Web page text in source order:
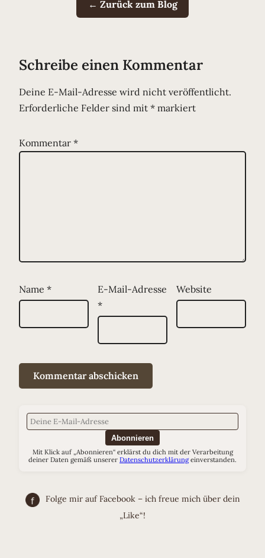
← Zurück zum Blog
Schreibe einen Kommentar
Deine E-Mail-Adresse wird nicht veröffentlicht.
Erforderliche Felder sind mit * markiert
Kommentar *
Name *
E-Mail-Adresse
*
Website
Abonnieren
Mit Klick auf „Abonnieren“ erklärst du dich mit der Verarbeitung
deiner Daten gemäß unserer Datenschutzerklärungeinverstanden.
Folge mir auf Facebook – ich freue mich über dein
„Like“!